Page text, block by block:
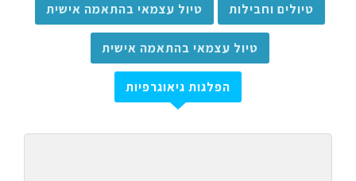
טיולים וחבילות טיול עצמאי בהתאמה אישית
טיול עצמאי בהתאמה אישית
הפלגות גיאוגרפיות